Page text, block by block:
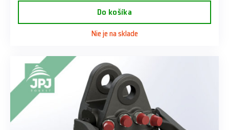
Do košíka
Nie je na sklade